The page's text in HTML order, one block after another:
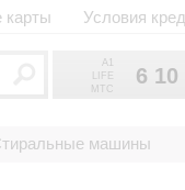
карты Условия
A1
LIFE
MTC
6 10
машины